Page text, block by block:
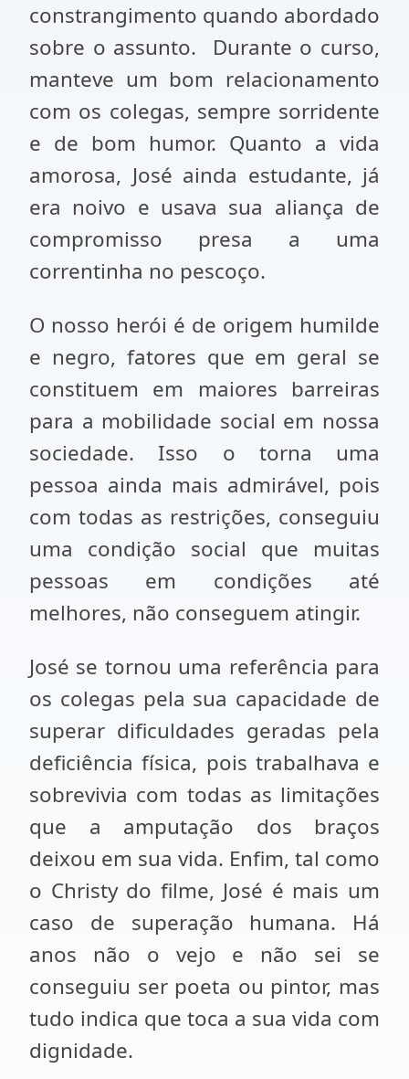
constrangimento quando abordado
sobre o assunto. Durante o curso,
manteve um bom relacionamento
com os colegas, sempre sorridente
e de bom humor. Quanto a vida
amorosa, José ainda estudante, já
era noivo e usava sua aliança de
compromisso presa a uma
correntinha no pescoço.
O nosso herói é de origem humilde
e negro, fatores que em geral se
constituem em maiores barreiras
para a mobilidade social em nossa
sociedade. Isso o torna uma
pessoa ainda mais admirável, pois
com todas as restrições, conseguiu
uma condição social que muitas
pessoas em condições até
melhores, não conseguem atingir.
José se tornou uma referência para
os colegas pela sua capacidade de
superar dificuldades geradas pela
deficiência física, pois trabalhava e
sobrevivia com todas as limitações
que a amputação dos braços
deixou em sua vida. Enfim, tal como
o Christy do filme, José é mais um
caso de superação humana. Há
anos não o vejo e não sei se
conseguiu ser poeta ou pintor, mas
tudo indica que toca a sua vida com
dignidade.